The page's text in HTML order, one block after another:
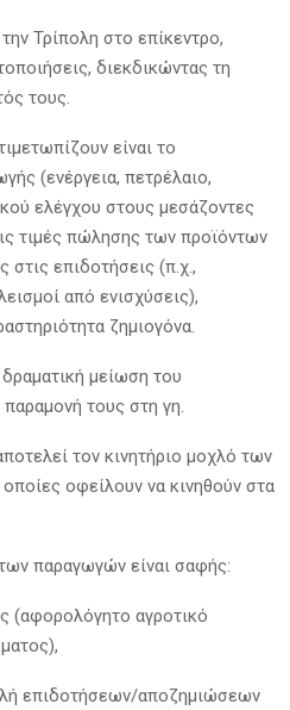
Τρίπολη στο επίκεντρο,
διεκδικώντας τη
τους.
είναι το
(ενέργεια, πετρέλαιο,
ελέγχου στους μεσάζοντες
τιμές πώλησης των προϊόντων
στις επιδοτήσεις (π.χ.,
από ενισχύσεις),
ζημιογόνα.
μείωση του
τους στη γη.
τον κινητήριο μοχλό των
οφείλουν να κινηθούν στα
παραγωγών είναι σαφής:
(αφορολόγητο αγροτικό
επιδοτήσεων/αποζημιώσεων